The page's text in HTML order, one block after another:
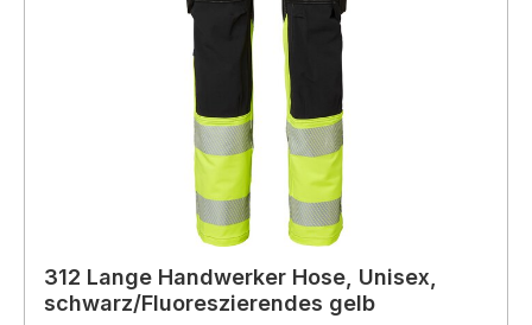
312 Lange Handwerker Hose, Unisex,
schwarz/Fluoreszierendes gelb